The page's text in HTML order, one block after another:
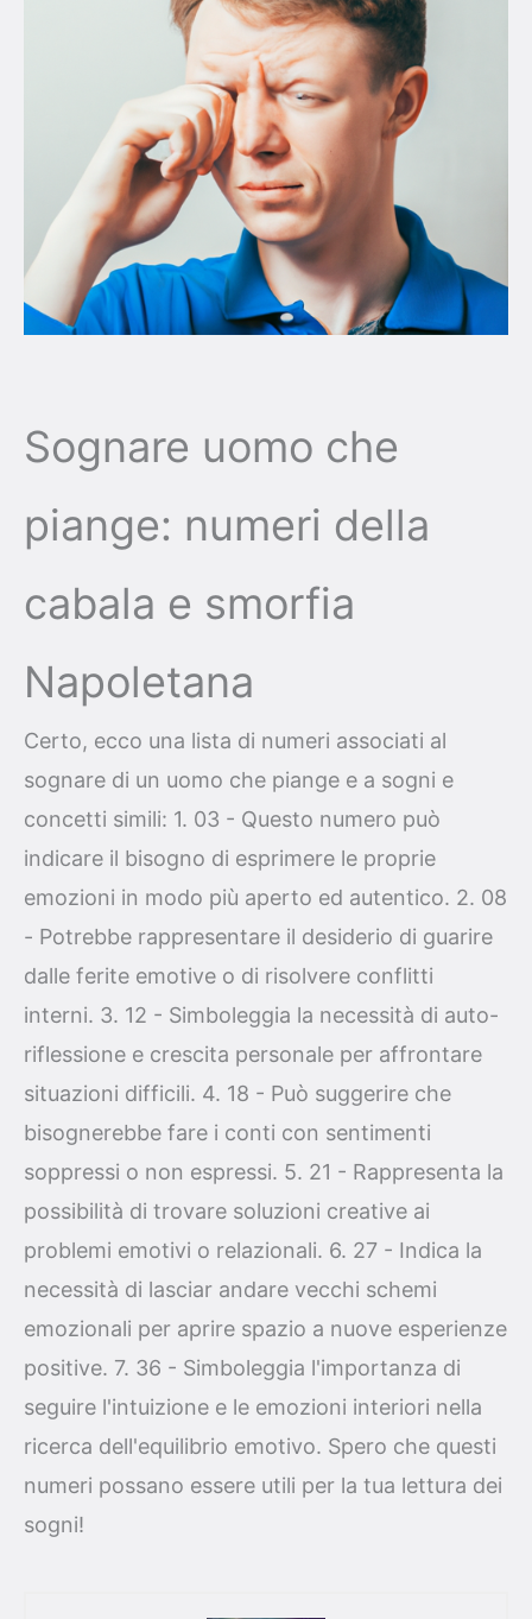
Sognare uomo che
piange: numeri della
cabala e smorfia
Napoletana
Certo, ecco una lista di numeri associati al
sognare di un uomo che piange e a sogni e
concetti simili: 1. 03 - Questo numero può
indicare il bisogno di esprimere le proprie
emozioni in modo più aperto ed autentico. 2. 08
- Potrebbe rappresentare il desiderio di guarire
dalle ferite emotive o di risolvere conflitti
interni. 3. 12 - Simboleggia la necessità di auto-
riflessione e crescita personale per affrontare
situazioni difficili. 4. 18 - Può suggerire che
bisognerebbe fare i conti con sentimenti
soppressi o non espressi. 5. 21 - Rappresenta la
possibilità di trovare soluzioni creative ai
problemi emotivi o relazionali. 6. 27 - Indica la
necessità di lasciar andare vecchi schemi
emozionali per aprire spazio a nuove esperienze
positive. 7. 36 - Simboleggia l'importanza di
seguire l'intuizione e le emozioni interiori nella
ricerca dell'equilibrio emotivo. Spero che questi
numeri possano essere utili per la tua lettura dei
sogni!